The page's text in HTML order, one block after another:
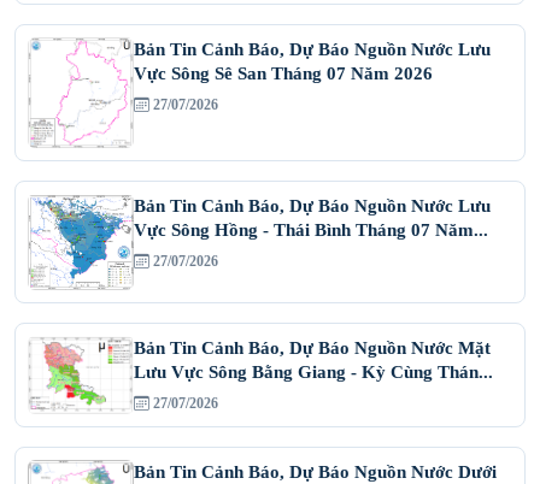
Bản Tin Cảnh Báo, Dự Báo Nguồn Nước Lưu
Vực Sông Sê San Tháng 07 Năm 2026
27/07/2026
Bản Tin Cảnh Báo, Dự Báo Nguồn Nước Lưu
Vực Sông Hồng - Thái Bình Tháng 07 Năm...
27/07/2026
Bản Tin Cảnh Báo, Dự Báo Nguồn Nước Mặt
Lưu Vực Sông Bằng Giang - Kỳ Cùng Thán...
27/07/2026
Bản Tin Cảnh Báo, Dự Báo Nguồn Nước Dưới